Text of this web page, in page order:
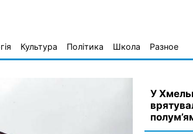
Культура Політика Школа Разное
У